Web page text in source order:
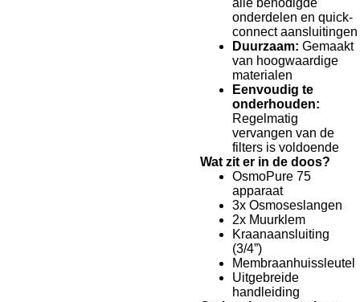
alle benodigde
onderdelen en quick-
connect aansluitingen
Duurzaam: Gemaakt
van hoogwaardige
materialen
Eenvoudig te
onderhouden:
Regelmatig
vervangen van de
filters is voldoende
Wat zit er in de doos?
OsmoPure 75
apparaat
3x Osmoseslangen
2x Muurklem
Kraanaansluiting
(3/4”)
Membraanhuissleutel
Uitgebreide
handleiding